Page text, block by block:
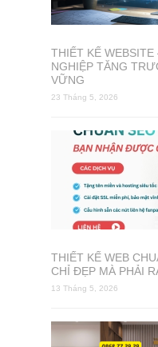
THIẾT KẾ
NGHIỆP TĂNG
VỮNG
23 Tháng 5, 2026
THIẾT KẾ WEB
CHỈ ĐẸP MÀ PHẢI
13 Tháng 5, 2026